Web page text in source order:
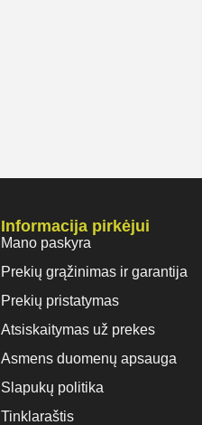
Informacija pirkėjui
Mano paskyra
Prekių grąžinimas ir garantija
Prekių pristatymas
Atsiskaitymas už prekes
Asmens duomenų apsauga
Slapukų politika
Tinklaraštis